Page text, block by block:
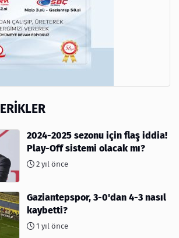
2024-2025 sezonu için flaş iddia!
Play-Off sistemi olacak mı?
2 yıl önce
Gaziantepspor, 3-0'dan 4-3 nasıl
kaybetti?
1 yıl önce